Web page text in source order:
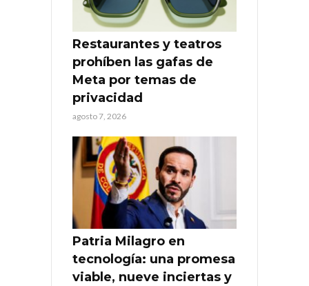
Restaurantes y teatros
prohíben las gafas de
Meta por temas de
privacidad
agosto 7, 2026
Patria Milagro en
tecnología: una promesa
viable, nueve inciertas y